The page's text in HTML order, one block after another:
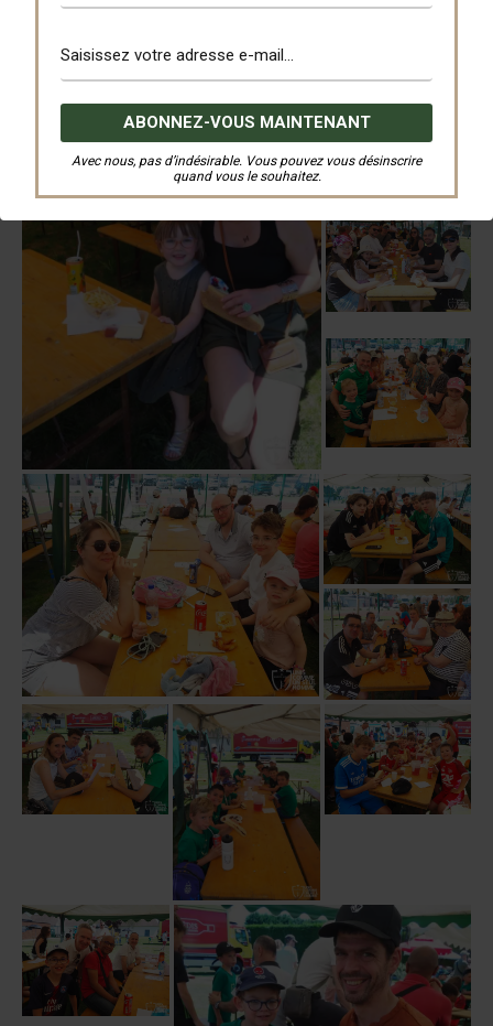
Avec nous, pas d’indésirable. Vous pouvez vous désinscrire
quand vous le souhaitez.